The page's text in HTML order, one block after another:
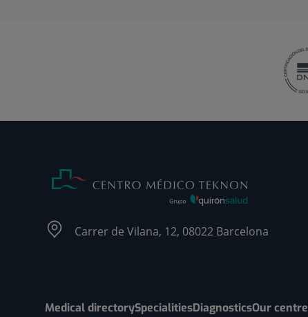
Carrer de Vilana, 12, 08022 Barcelona
Medical directorySpecialitiesDiagnosticsOur centre